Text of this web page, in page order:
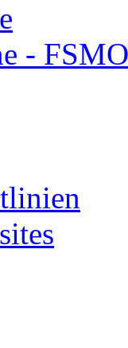
- FSMO